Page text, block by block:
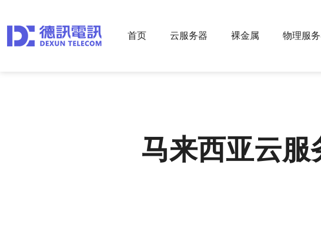
首页 云服务器 裸金属 物理服
马来西亚云服